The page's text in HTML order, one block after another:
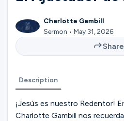
Ministries
Groups
Give
Charlotte Gambill
Sermon • May 31, 2026
Share
Description
¡Jesús es nuestro Redentor!
Charlotte Gambill nos